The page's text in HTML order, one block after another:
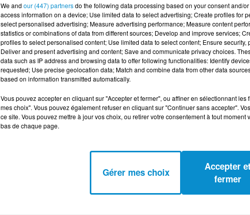
We and our (447) partnersdo the following data processing based on your consent and/
access information on a device; Use limited data to select advertising; Create profiles for
select personalised advertising; Measure advertising performance; Measure content
statistics or combinations of data from different sources; Develop and improve services;
profiles to select personalised content; Use limited data to select content; Ensure
Deliver and present advertising and content; Save and communicate privacy choices.
data such as IP address and browsing data to offer following functionalities: Identify
requested; Use precise geolocation data; Match and combine data from other data
based on information transmitted automatically.
Vous pouvez accepter en cliquant sur "Accepter et fermer", ou affiner en sélectionnant
mes choix". Vous pouvez également refuser en cliquant sur "Continuer sans accepter".
ce site. Vous pouvez mettre à jour vos choix, ou retirer votre consentement à tout
bas de chaque page.
Gérer mes choix
Accepter
fermer